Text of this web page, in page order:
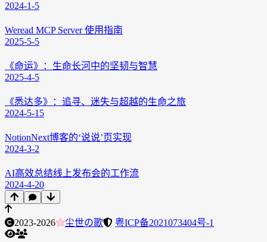
2024-1-5
Weread MCP Server 使用指南
2025-5-5
《命运》：生命长河中的坚韧与智慧
2025-4-5
《悉达多》：追寻、迷失与超越的生命之旅
2024-5-15
NotionNext博客的‘说说’页实现
2024-3-2
AI高效总结线上发布会的工作流
2024-4-20
2023-2026 尘世の歌 粤ICP备2021073404号-1